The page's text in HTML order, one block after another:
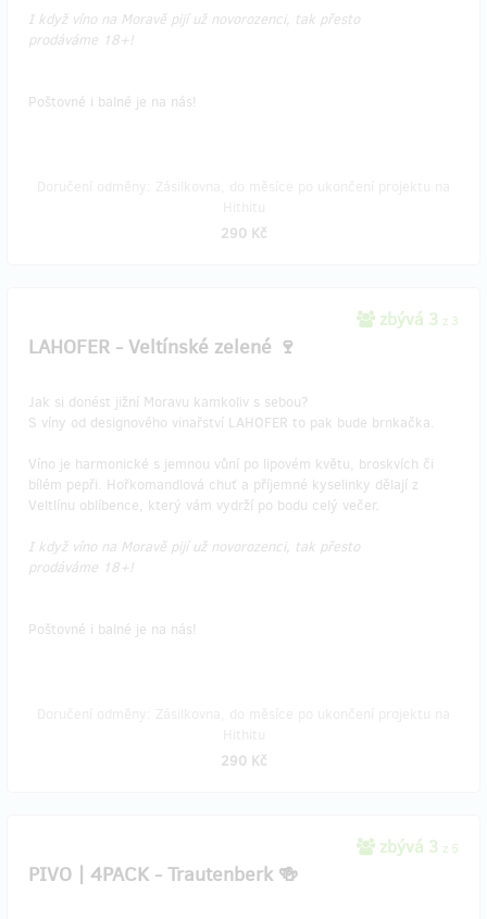
I když víno na Moravě pijí už novorozenci, tak přesto
prodáváme 18+!
Poštovné i balné je na nás!
290 Kč
zbývá 3 z 3
LAHOFER - Veltínské zelené 🍷
Jak si donést jižní Moravu kamkoliv s sebou?
S víny od designového vinařství LAHOFER to pak bude brnkačka.
Víno je harmonické s jemnou vůní po lipovém květu, broskvích či
bílém pepři. Hořkomandlová chuť a příjemné kyselinky dělají z
Veltlínu oblíbence, který vám vydrží po bodu celý večer.
I když víno na Moravě pijí už novorozenci, tak přesto
prodáváme 18+!
Poštovné i balné je na nás!
290 Kč
zbývá 3 z 5
PIVO | 4PACK - Trautenberk 🍻